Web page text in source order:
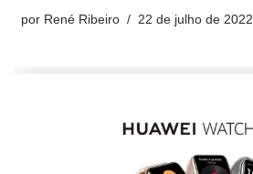
por René Ribeiro 22 de julho de 2022